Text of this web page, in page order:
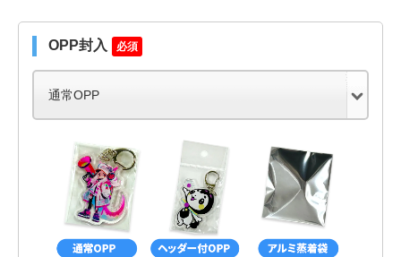
OPP封入 必須